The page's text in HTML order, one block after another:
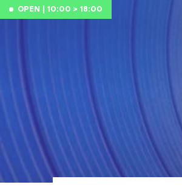
Skip to main content
OPEN | 10:00 > 18:00